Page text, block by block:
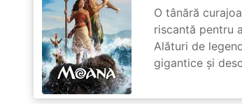
O tânără
riscantă pentru
Alături de
gigantice și